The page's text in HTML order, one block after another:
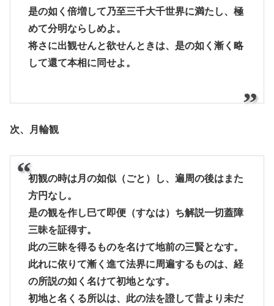
是の如く倍増して乃至三千大千世界に満たし、極
めて分明ならしめよ。
将さに出観せんと欲せんときは、是の如く漸く略
して還て本相に同せよ。
次、月輪観
初観の時は月の如似（ごと）し、遍周の後はまた
方円なし。
是の観を作し巳て即便（すなは）ち解説一切蓋障
三昧を証得す。
此の三昧を得るものを名けて地前の三賢となす。
此れに依りて漸く進て法界に周遍するものは、経
の所説の如く名けて初地となす。
初地と名くる所以は、此の法を證して昔より未だ